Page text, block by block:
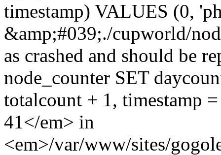
timestamp) VALUES (0,
&amp;#039;./cupworld/
as crashed and should be
node_counter SET
totalcount + 1, timestamp
41</em> in
<em>/var/www/sites/